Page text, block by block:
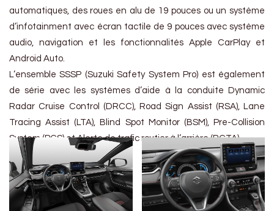
automatiques, des roues en alu de 19 pouces ou un système
d’infotainment avec écran tactile de 9 pouces avec système
audio, navigation et les fonctionnalités Apple CarPlay et
Android Auto.
L’ensemble SSSP (Suzuki Safety System Pro) est également
de série avec les systèmes d’aide à la conduite Dynamic
Radar Cruise Control (DRCC), Road Sign Assist (RSA), Lane
Tracing Assist (LTA), Blind Spot Monitor (BSM), Pre-Collision
System (PCS) et Alerte de trafic routier à l’arrière (RCTA).